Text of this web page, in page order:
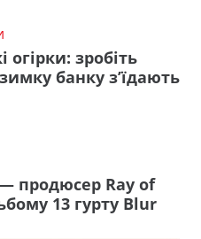
зробіть
банку з’їдають
продюсер Ray of
13 гурту Blur